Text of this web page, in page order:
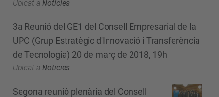
Ubicat a Notícies
3a Reunió del GE1 del Consell Empresarial de la
UPC (Grup Estratègic d'Innovació i Transferència
de Tecnologia) 20 de març de 2018, 19h
Ubicat a Notícies
Segona reunió plenària del Consell